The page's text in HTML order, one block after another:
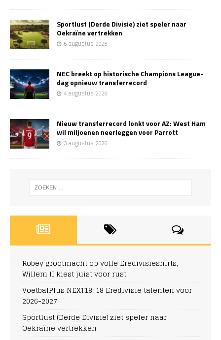
Sportlust (Derde Divisie) ziet speler naar
Oekraïne vertrekken
5 augustus 2026
NEC breekt op historische Champions League-
dag opnieuw transferrecord
4 augustus 2026
Nieuw transferrecord lonkt voor AZ: West Ham
wil miljoenen neerleggen voor Parrott
3 augustus 2026
Robey grootmacht op volle Eredivisieshirts,
Willem II kiest juist voor rust
VoetbalPlus NEXT18: 18 Eredivisie talenten voor
2026-2027
Sportlust (Derde Divisie) ziet speler naar
Oekraïne vertrekken